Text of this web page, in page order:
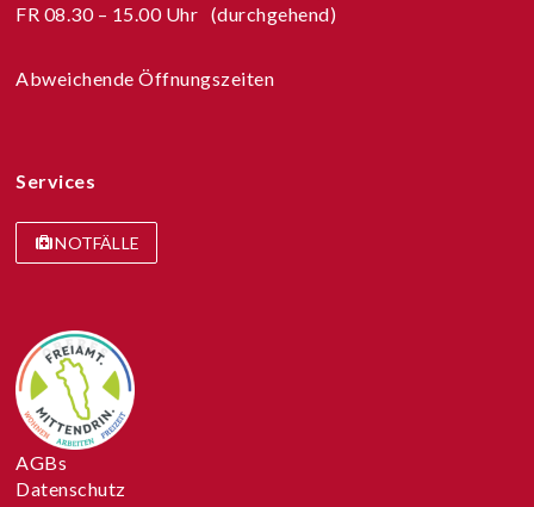
FR 08.30 – 15.00 Uhr (durchgehend)
Abweichende Öffnungszeiten
Services
NOTFÄLLE
AGBs
Datenschutz